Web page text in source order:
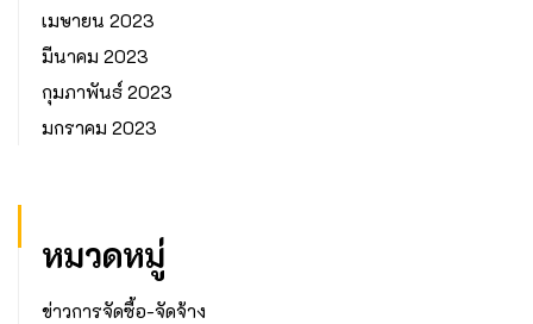
เมษายน 2023
มีนาคม 2023
กุมภาพันธ์ 2023
มกราคม 2023
หมวดหมู่
ข่าวการจัดซื้อ-จัดจ้าง